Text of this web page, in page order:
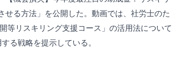
せる方法」を公開した。動画では、社労士のた
等リスキリング支援コース」の活用法について
る戦略を提示している。